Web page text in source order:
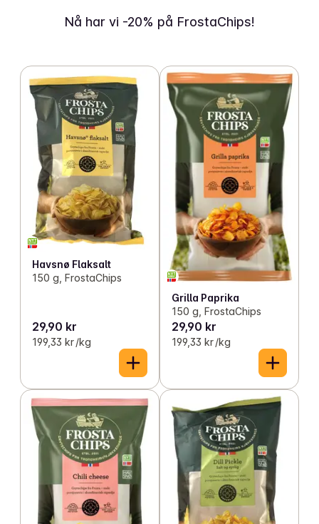
Nå har vi -20% på FrostaChips!
Havsnø Flaksalt
150 g, FrostaChips
29,90 kr
199,33 kr /kg
Grilla Paprika
150 g, FrostaChips
29,90 kr
199,33 kr /kg